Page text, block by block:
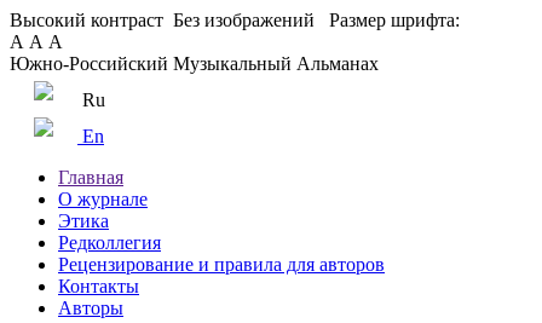
Высокий контраст Без изображений
Размер шрифта:
А А А
Южно-Российский Музыкальный Альманах
Ru
En
Главная
О журнале
Этика
Редколлегия
Рецензирование и правила для авторов
Контакты
Авторы